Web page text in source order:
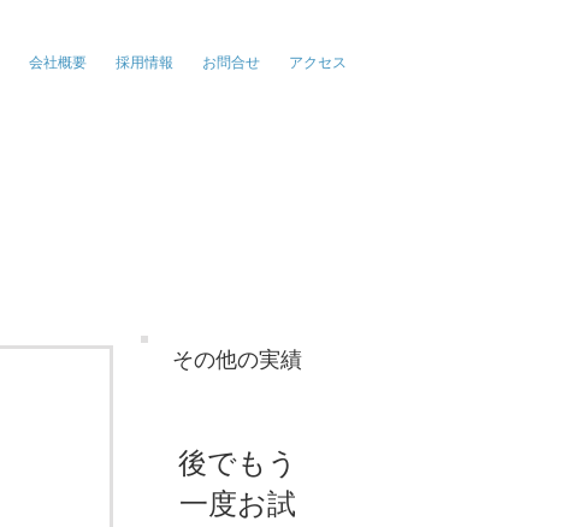
会社概要 採用情報 お問合せ アクセス
その他の実績
後でもう
一度お試